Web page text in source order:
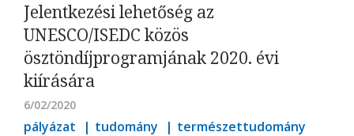
Jelentkezési lehetőség az
UNESCO/ISEDC közös
ösztöndíjprogramjának 2020. évi
kiírására
6/02/2020
pályázat tudomány természettudomány